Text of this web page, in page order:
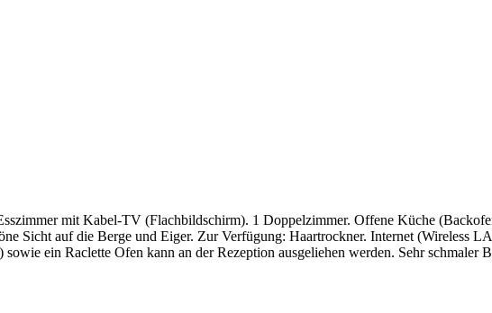
mit Kabel-TV (Flachbildschirm). 1 Doppelzimmer. Offene Küche
Sicht auf die Berge und Eiger. Zur Verfügung: Haartrockner. Internet (Wireless
ein Raclette Ofen kann an der Rezeption ausgeliehen werden. Sehr schmaler